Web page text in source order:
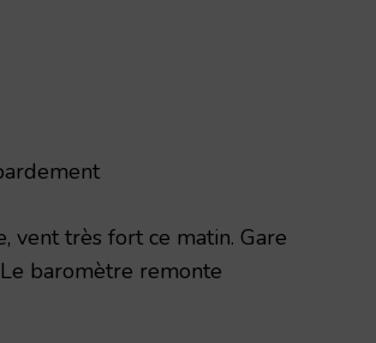
vent très fort ce matin. Gare
baromètre remonte